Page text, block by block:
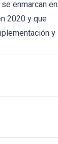
enmarcan en
2020 y que
y